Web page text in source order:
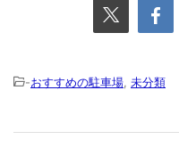
-おすすめの駐車場 未分類